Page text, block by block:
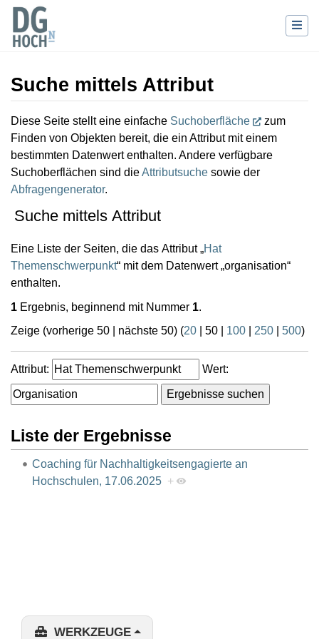
Suche mittels Attribut
Wechseln zu:Navigation,Suche
Diese Seite stellt eine einfache Suchoberfläche
zum
Finden von Objekten bereit, die ein Attribut mit einem
bestimmten Datenwert enthalten. Andere verfügbare
Suchoberflächen sind dieAttributsuche sowie der
Abfragengenerator.
Suche mittels Attribut
Eine Liste der Seiten, die das Attribut „Hat
Themenschwerpunkt“ mit dem Datenwert „organisation“
enthalten.
1 Ergebnis, beginnend mit Nummer 1.
Zeige (vorherige 50 nächste 50) (20 50 100 250 500)
Attribut: Wert:
Liste der Ergebnisse
Coaching für Nachhaltigkeitsengagierte an
Hochschulen, 17.06.2025 +
WERKZEUGE